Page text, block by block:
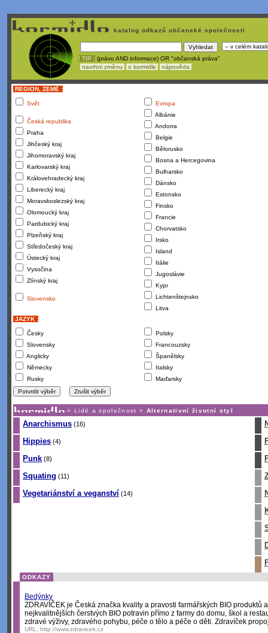
katalog odkazů občanské společnosti
! TIP : (právo AND informace) OR "občanská práva"
navrhni změnu
o kormidle nápověda
REGION, ZEMĚ :
Svět
Česká republika
Praha
Jihčeský kraj
Jihomoravský kraj
Karlovarský kraj
Královehradecký kraj
Liberecký kraj
Moravskoslezský kraj
Olomoucký kraj
Pardubický kraj
Plzeňský kraj
Středočeský kraj
Ústecký kraj
Vysočina
Zlínský kraj
Slovensko
Evropa
Albánie
Andorra
Belgie
Bělorusko
Bosna a Hercegovina
Bulharsko
Dánsko
Estonsko
Finsko
Francie
Chorvatsko
Irsko
Island
Itálie
Jugoslávie
Kypr
Lichtenštejnsko
Litva
JAZYK :
Česky
Slovensky
Anglicky
Německy
Rusky
Polsky
Francouzsky
Španělsky
Italsky
Maďarsky
> Lidé a společnost > Alternativní životní styl
Anarchismus (16)
Hippies (4)
Punk (8)
Squating (11)
Vegetariánství a veganství (14)
ODKAZY
Bedýnky
ZDRAVÍČEK je Česká značka kvality a pravosti farmářských BIO produktů
nejkvalitnějších čerstvých BIO potravin přímo z farmy do domu, škol a
zdravé výživy, zdravého pohybu, péče o tělo a péče o děti. Zdravíček
URL: http://www.zdravicek.cz